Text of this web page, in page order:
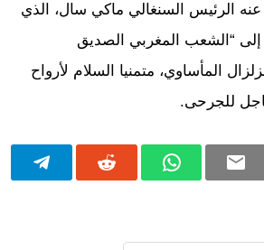
الرئيس السنغالي ماكي سال، الذي
إلى “الشعب المغربي الصديق
المأساوي، متمنيا السلام لأرواح
للجرحى.